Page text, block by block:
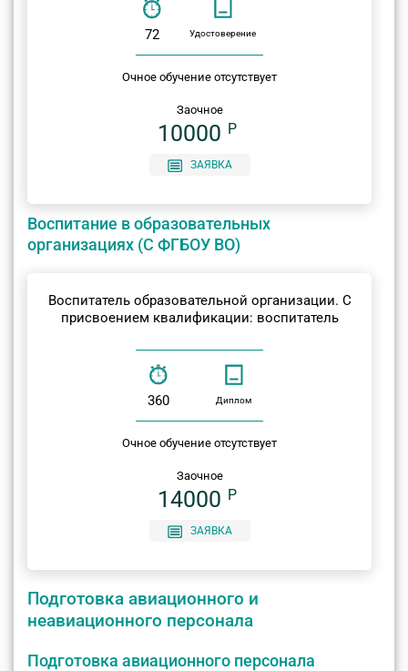
72 Удостоверение
Очное обучение отсутствует
Заочное
10000 P
ЗАЯВКА
Воспитание в образовательных
организациях (С ФГБОУ ВО)
Воспитатель образовательной организации. С
присвоением квалификации: воспитатель
360 Диплом
Очное обучение отсутствует
Заочное
14000 P
ЗАЯВКА
Подготовка авиационного и
неавиационного персонала
Подготовка авиационного персонала